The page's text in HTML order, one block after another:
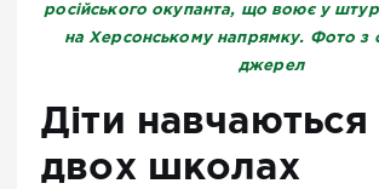
російського окупанта, що воює у
на Херсонському напрямку. Фото з
джерел
Діти навчаються
двох школах